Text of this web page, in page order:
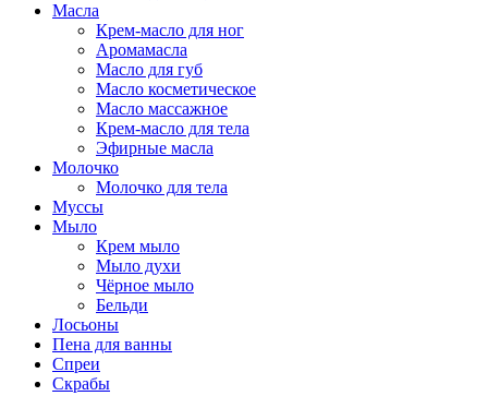
Масла
Крем-масло для ног
Аромамасла
Масло для губ
Масло косметическое
Масло массажное
Крем-масло для тела
Эфирные масла
Молочко
Молочко для тела
Муссы
Мыло
Крем мыло
Мыло духи
Чёрное мыло
Бельди
Лосьоны
Пена для ванны
Спреи
Скрабы